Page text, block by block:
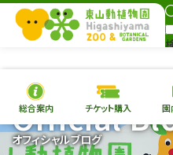
総合案内 チケット購入 園
オフィシャルブログ
Official